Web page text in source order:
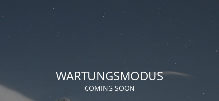
WARTUNGSMODUS
COMING SOON